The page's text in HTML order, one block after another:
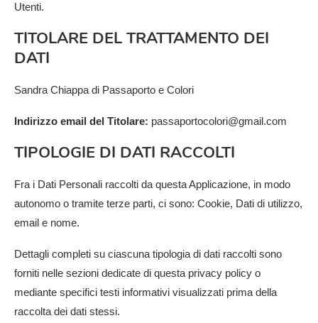
Utenti.
TITOLARE DEL TRATTAMENTO DEI
DATI
Sandra Chiappa di Passaporto e Colori
Indirizzo email del Titolare: passaportocolori@gmail.com
TIPOLOGIE DI DATI RACCOLTI
Fra i Dati Personali raccolti da questa Applicazione, in modo
autonomo o tramite terze parti, ci sono: Cookie, Dati di utilizzo,
email e nome.
Dettagli completi su ciascuna tipologia di dati raccolti sono
forniti nelle sezioni dedicate di questa privacy policy o
mediante specifici testi informativi visualizzati prima della
raccolta dei dati stessi.